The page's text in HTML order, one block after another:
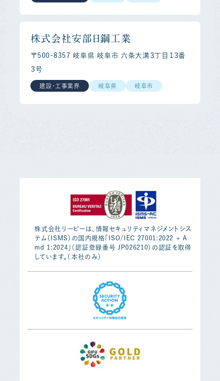
株式会社安部日鋼工業
〒500-8357 岐阜県 岐阜市 六条大溝３丁目１３番
３号
建設・工事業界 岐阜県 岐阜市
株式会社リーピーは、情報セキュリティマネジメントシス
テム（ISMS）の国内規格「ISO/IEC 27001:2022 + A
md 1:2024」（認証登録番号 JP026210）の認証を取得
しています。（本社のみ）